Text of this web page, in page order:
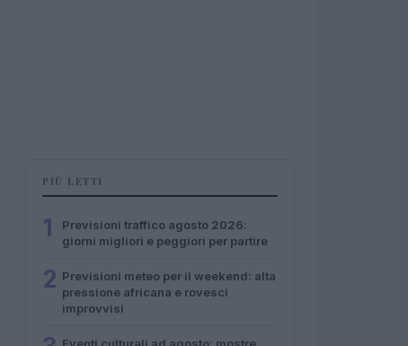
PIÙ LETTI
1
Previsioni traffico agosto 2026:
giorni migliori e peggiori per partire
2 Previsioni meteo per il weekend: alta
pressione africana e rovesci
improvvisi